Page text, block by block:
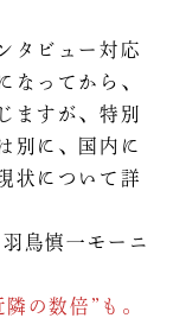
タビュー対応
なってから、
ますが、特別
別に、国内に
状について詳
鳥慎一モーニ
の数倍”も。